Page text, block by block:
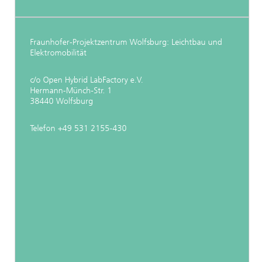
Fraunhofer-Projektzentrum Wolfsburg: Leichtbau und
Elektromobilität
c/o Open Hybrid LabFactory e.V.
Hermann-Münch-Str. 1
38440 Wolfsburg
Telefon +49 531 2155-430